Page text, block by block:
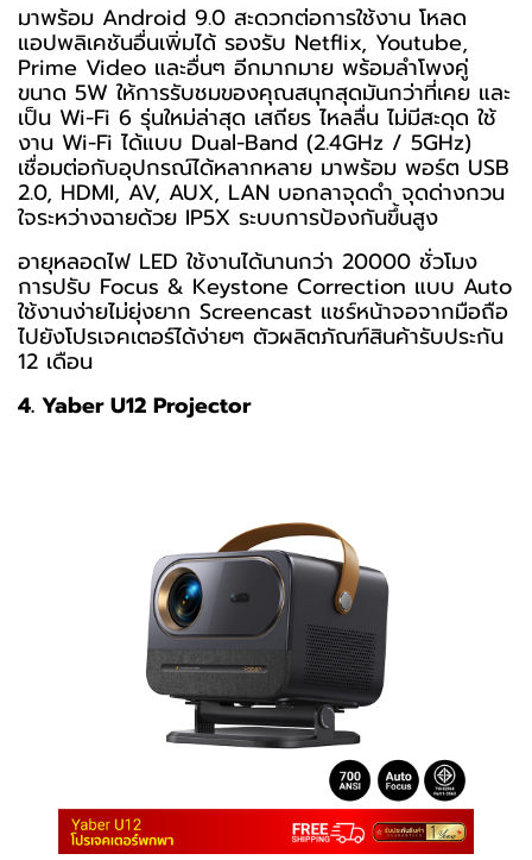
มาพร้อม Android 9.0 สะดวกต่อการใช้งาน โหลด
แอปพลิเคชันอื่นเพิ่มได้ รองรับ Netflix, Youtube,
Prime Video และอื่นๆ อีกมากมาย พร้อมลำโพงคู่
ขนาด 5W ให้การรับชมของคุณสนุกสุดมันกว่าที่เคย และ
เป็น Wi-Fi 6 รุ่นใหม่ล่าสุด เสถียร ไหลลื่น ไม่มีสะดุด ใช้
งาน Wi-Fi ได้แบบ Dual-Band (2.4GHz / 5GHz)
เชื่อมต่อกับอุปกรณ์ได้หลากหลาย มาพร้อม พอร์ต USB
2.0, HDMI, AV, AUX, LAN บอกลาจุดดำ จุดด่างกวน
ใจระหว่างฉายด้วย IP5X ระบบการป้องกันขึ้นสูง
อายุหลอดไฟ LED ใช้งานได้นานกว่า 20000 ชั่วโมง
การปรับ Focus & Keystone Correction แบบ Auto
ใช้งานง่ายไม่ยุ่งยาก Screencast แชร์หน้าจอจากมือถือ
ไปยังโปรเจคเตอร์ได้ง่ายๆ ตัวผลิตภัณฑ์สินค้ารับประกัน
12 เดือน
4. Yaber U12 Projector